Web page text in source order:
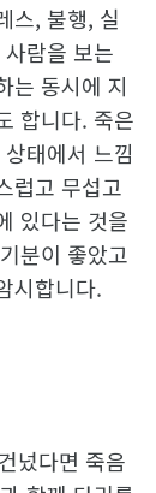
스, 불행, 실
람을 보는
는 동시에 지
합니다. 죽은
태에서 느낌
럽고 무섭고
있다는 것을
분이 좋았고
시합니다.
넜다면 죽음